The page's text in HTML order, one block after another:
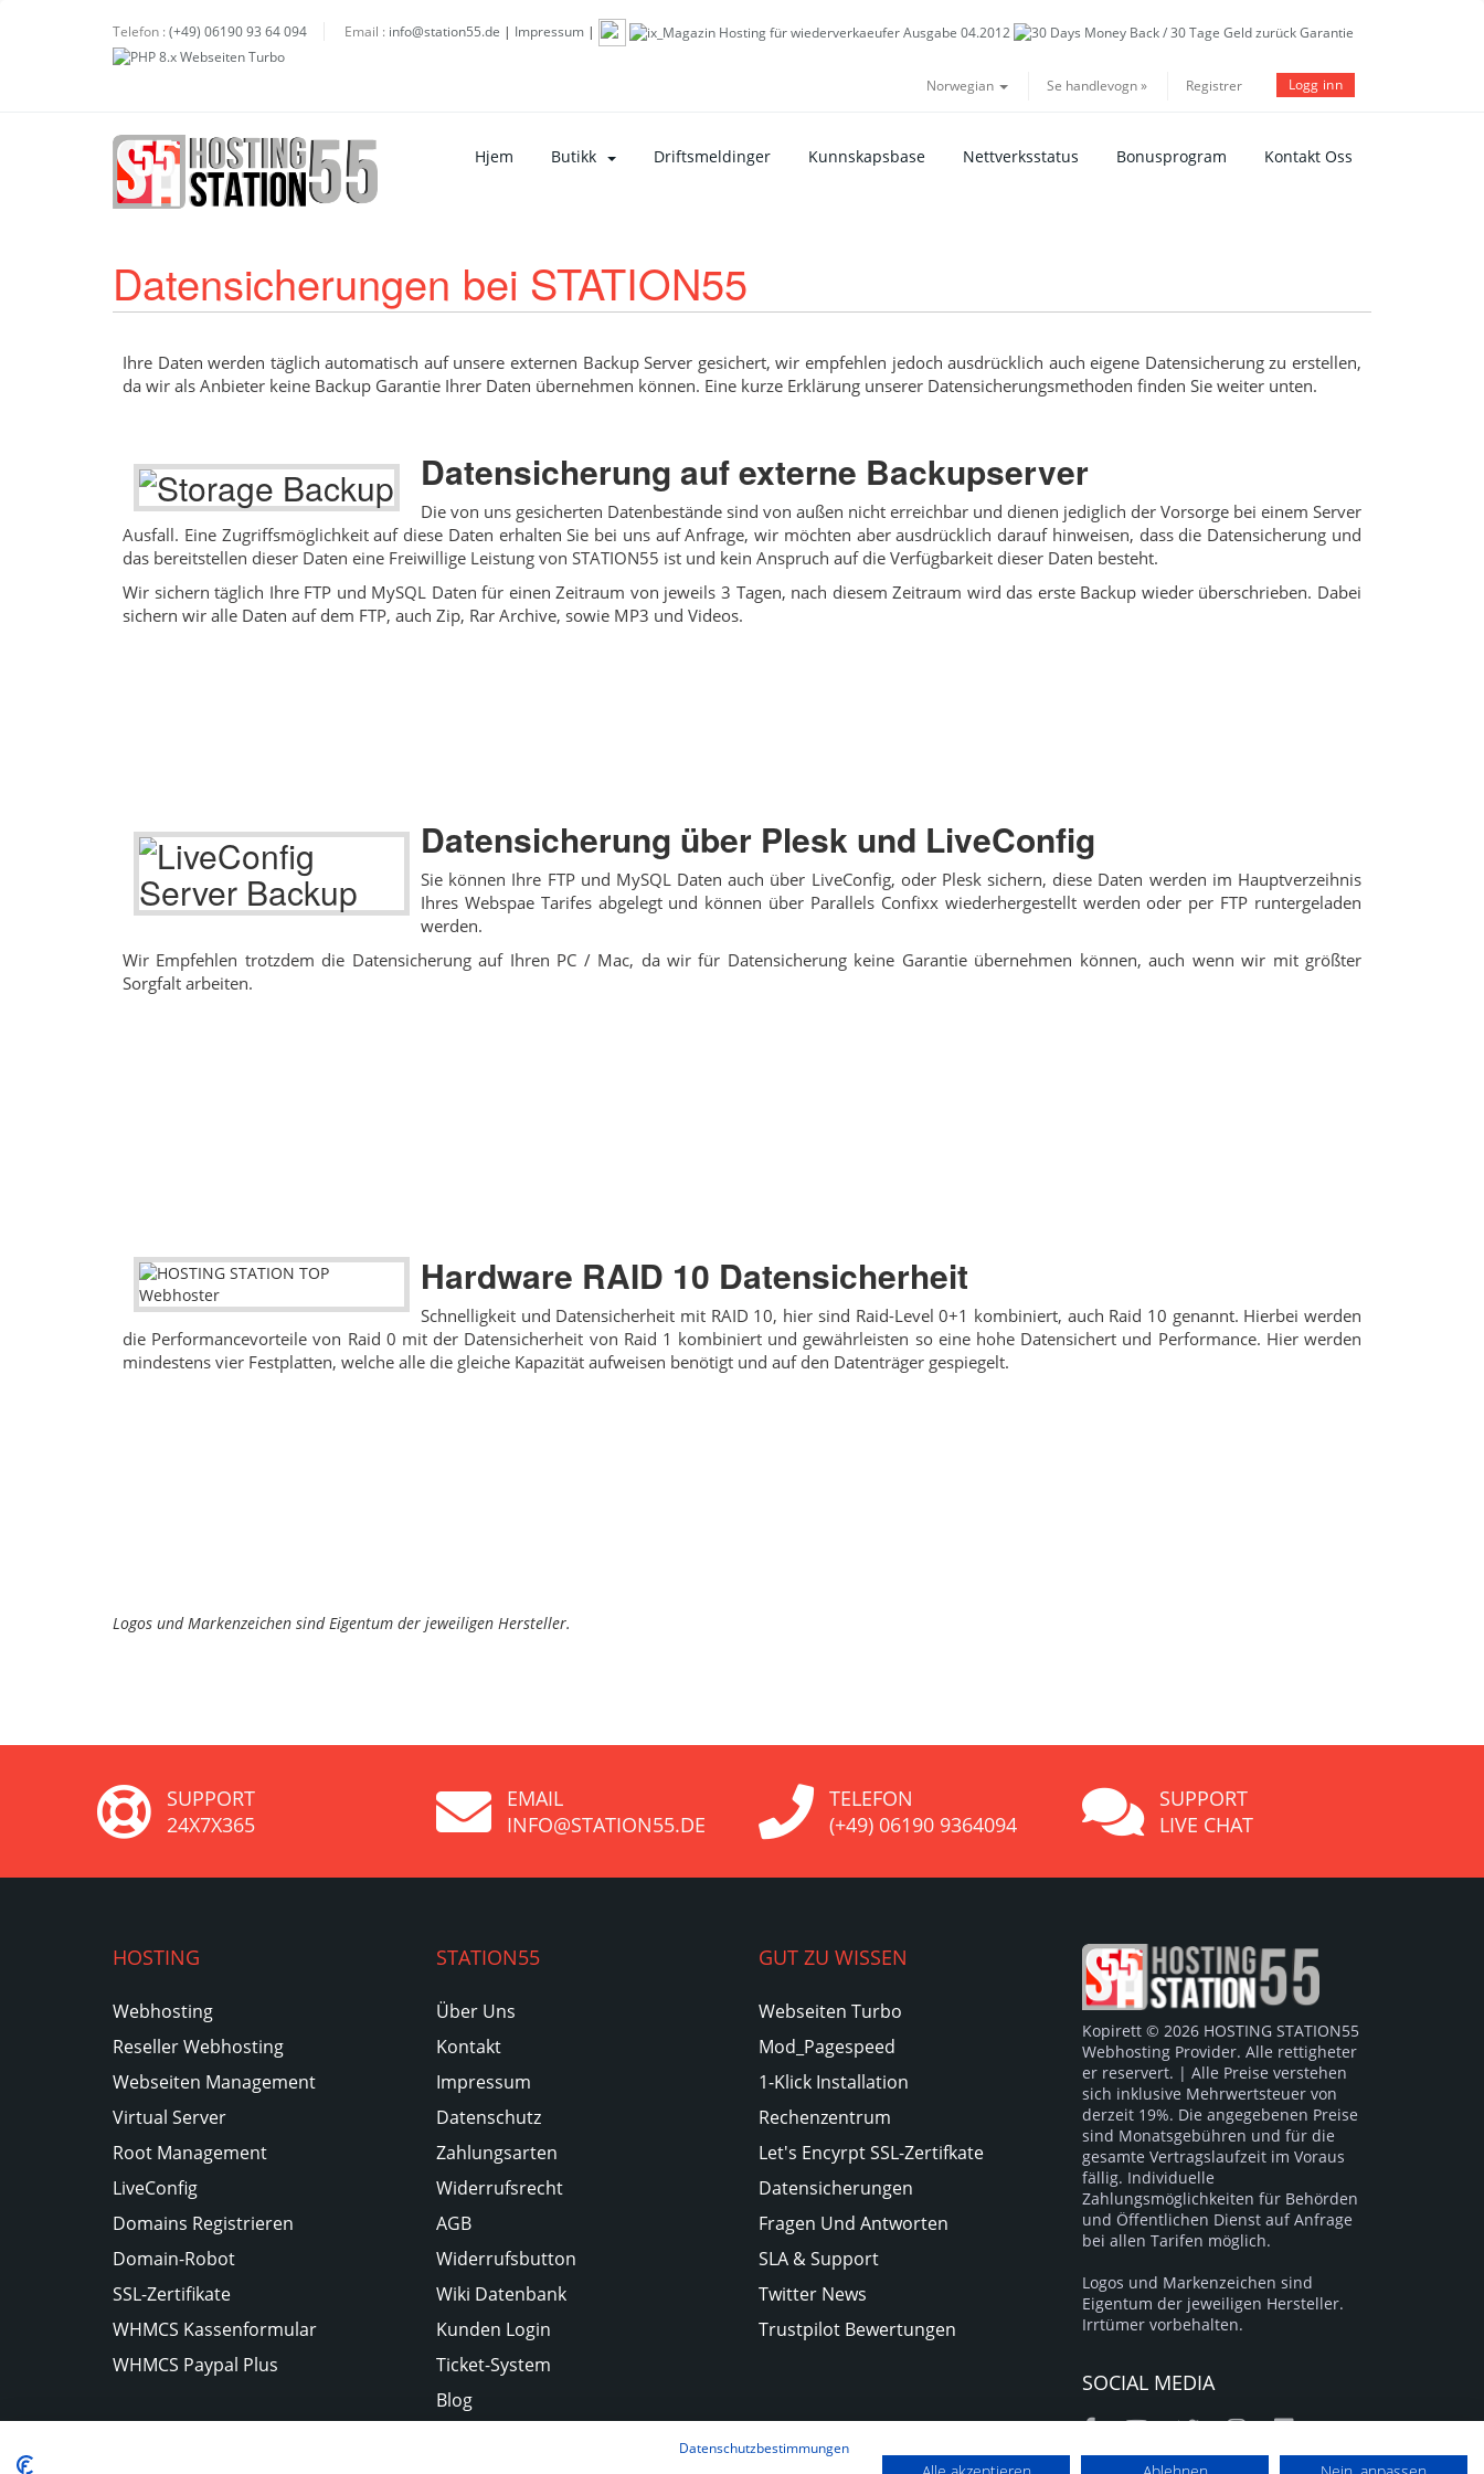
Telefon : (+49) 06190 93 64 094 Email : info@station55.de | Impressum |
Norwegian Se handlevogn » Registrer Logg inn
Hjem Butikk Driftsmeldinger Kunnskapsbase Nettverksstatus Bonusprogram Kontakt Oss
Datensicherungen bei STATION55
Ihre Daten werden täglich automatisch auf unsere externen Backup Server gesichert, wir empfehlen jedoch ausdrücklich auch eigene Datensicherung zu erstellen,
da wir als Anbieter keine Backup Garantie Ihrer Daten übernehmen können. Eine kurze Erklärung unserer Datensicherungsmethoden finden Sie weiter unten.
Datensicherung auf externe Backupserver
Die von uns gesicherten Datenbestände sind von außen nicht erreichbar und dienen jediglich der Vorsorge bei einem Server
Ausfall. Eine Zugriffsmöglichkeit auf diese Daten erhalten Sie bei uns auf Anfrage, wir möchten aber ausdrücklich darauf hinweisen, dass die Datensicherung und
das bereitstellen dieser Daten eine Freiwillige Leistung von STATION55 ist und kein Anspruch auf die Verfügbarkeit dieser Daten besteht.
Wir sichern täglich Ihre FTP und MySQL Daten für einen Zeitraum von jeweils 3 Tagen, nach diesem Zeitraum wird das erste Backup wieder überschrieben. Dabei
sichern wir alle Daten auf dem FTP, auch Zip, Rar Archive, sowie MP3 und Videos.
Datensicherung über Plesk und LiveConfig
Sie können Ihre FTP und MySQL Daten auch über LiveConfig, oder Plesk sichern, diese Daten werden im Hauptverzeihnis
Ihres Webspae Tarifes abgelegt und können über Parallels Confixx wiederhergestellt werden oder per FTP runtergeladen
werden.
Wir Empfehlen trotzdem die Datensicherung auf Ihren PC / Mac, da wir für Datensicherung keine Garantie übernehmen können, auch wenn wir mit größter
Sorgfalt arbeiten.
Hardware RAID 10 Datensicherheit
Schnelligkeit und Datensicherheit mit RAID 10, hier sind Raid-Level 0+1 kombiniert, auch Raid 10 genannt. Hierbei werden
die Performancevorteile von Raid 0 mit der Datensicherheit von Raid 1 kombiniert und gewährleisten so eine hohe Datensichert und Performance. Hier werden
mindestens vier Festplatten, welche alle die gleiche Kapazität aufweisen benötigt und auf den Datenträger gespiegelt.
Logos und Markenzeichen sind Eigentum der jeweiligen Hersteller.
SUPPORT
24X7X365
EMAIL
INFO@STATION55.DE
TELEFON
(+49) 06190 9364094
SUPPORT
LIVE CHAT
HOSTING
Webhosting
Reseller Webhosting
Webseiten Management
Virtual Server
Root Management
LiveConfig
Domains Registrieren
Domain-Robot
SSL-Zertifikate
WHMCS Kassenformular
WHMCS Paypal Plus
STATION55
Über Uns
Kontakt
Impressum
Datenschutz
Zahlungsarten
Widerrufsrecht
AGB
Widerrufsbutton
Wiki Datenbank
Kunden Login
Ticket-System
Blog
GUT ZU WISSEN
Webseiten Turbo
Mod_Pagespeed
1-Klick Installation
Rechenzentrum
Let's Encyrpt SSL-Zertifkate
Datensicherungen
Fragen Und Antworten
SLA & Support
Twitter News
Trustpilot Bewertungen
Kopirett © 2026 HOSTING STATION55
Webhosting Provider. Alle rettigheter
er reservert. | Alle Preise verstehen
sich inklusive Mehrwertsteuer von
derzeit 19%. Die angegebenen Preise
sind Monatsgebühren und für die
gesamte Vertragslaufzeit im Voraus
fällig. Individuelle
Zahlungsmöglichkeiten für Behörden
und Öffentlichen Dienst auf Anfrage
bei allen Tarifen möglich.
Logos und Markenzeichen sind
Eigentum der jeweiligen Hersteller.
Irrtümer vorbehalten.
SOCIAL MEDIA
Datenschutzbestimmungen